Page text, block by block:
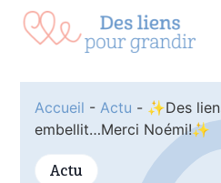
principal
Accueil -Actu - ✨Des
embellit…Merci Noémi!✨
Actu